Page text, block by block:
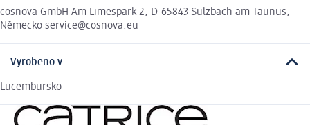
cosnova GmbH Am Limespark 2, D-65843 Sulzbach am Taunus,
Německo service@cosnova.eu
Vyrobeno v
Lucembursko